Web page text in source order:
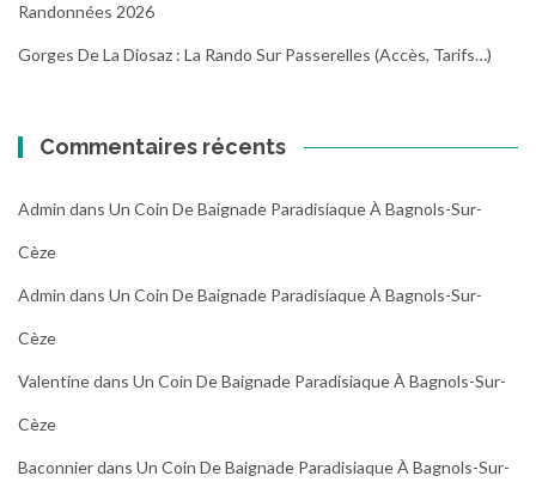
Randonnées 2026
Gorges De La Diosaz : La Rando Sur Passerelles (Accès, Tarifs…)
Commentaires récents
Admin dans Un Coin De Baignade Paradisiaque À Bagnols-Sur-
Cèze
Admin dans Un Coin De Baignade Paradisiaque À Bagnols-Sur-
Cèze
Valentinedans Un Coin De Baignade Paradisiaque À Bagnols-Sur-
Cèze
Baconnierdans Un Coin De Baignade Paradisiaque À Bagnols-Sur-